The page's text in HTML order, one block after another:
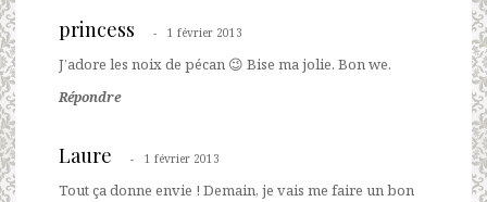
princess 1 février 2013
J’adore les noix de pécan 😉 Bise ma jolie. Bon we.
Répondre
Laure 1 février 2013
Tout ça donne envie ! Demain, je vais me faire un bon